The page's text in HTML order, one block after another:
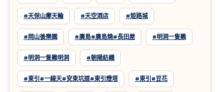
#天保山摩天輪 #天空酒店 #姫路城
#岡山後樂園 #廣島#廣島燒#長田屋 #明洞一隻雞
#明洞一隻雞明洞 #朝陽紡織
#東引#一線天#安東坑道#東引燈塔 #東引#豆花